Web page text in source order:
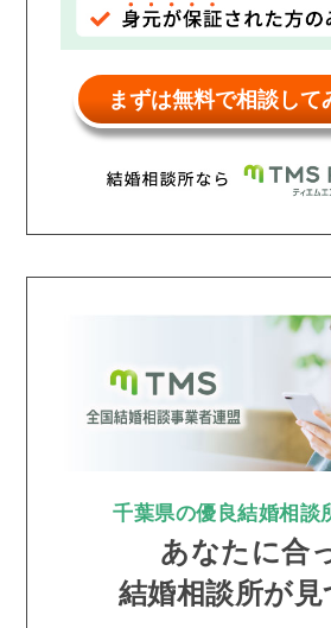
まずは無料で相談して
千葉県の優良結婚相談
あなたに合
結婚相談所が見